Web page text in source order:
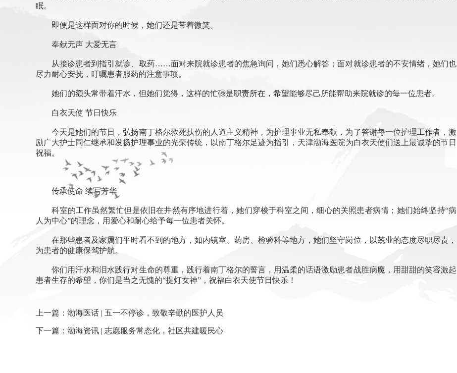
眠。
即便是这样面对你的时候，她们还是带着微笑。
奉献无声 大爱无言
从接诊患者到指引就诊、取药……面对来院就诊患者的焦急询问，她们悉心解答；面对就诊患者的不安情绪，她们也
尽力耐心安抚，叮嘱患者服药的注意事项。
她们的额头常带着汗水，但她们觉得，这样的忙碌是职责所在，希望能够尽己所能帮助来院就诊的每一位患者。
白衣天使 节日快乐
今天是她们的节日，弘扬南丁格尔救死扶伤的人道主义精神，为护理事业无私奉献，为了答谢每一位护理工作者，激
励广大护士同仁继承和发扬护理事业的光荣传统，以南丁格尔足迹为指引， 天津渤海医院为白衣天使们送上最诚挚的节日
祝福。
传承使命 续写芳华
科室的工作虽然繁忙但是依旧在井然有序地进行着，她们穿梭于科室之间，细心的关照患者病情；她们始终坚持“病
人为中心”的理念，用爱心和耐心给予每一位患者关怀。
在那些患者及家属们平时看不到的地方，如内镜室、药房、检验科等地方，她们坚守岗位，以兢业的态度尽职尽责，
为患者的健康保驾护航。
你们用汗水和泪水践行对生命的尊重，践行着南丁格尔的誓言，用温柔的话语激励患者战胜病魔，用甜甜的笑容激起
患者生存的希望，你们是当之无愧的“提灯女神”，祝福白衣天使节日快乐！
上一篇： 渤海医话 | 五一不停诊，致敬辛勤的医护人员
下一篇： 渤海资讯 | 志愿服务常态化，社区共建暖民心